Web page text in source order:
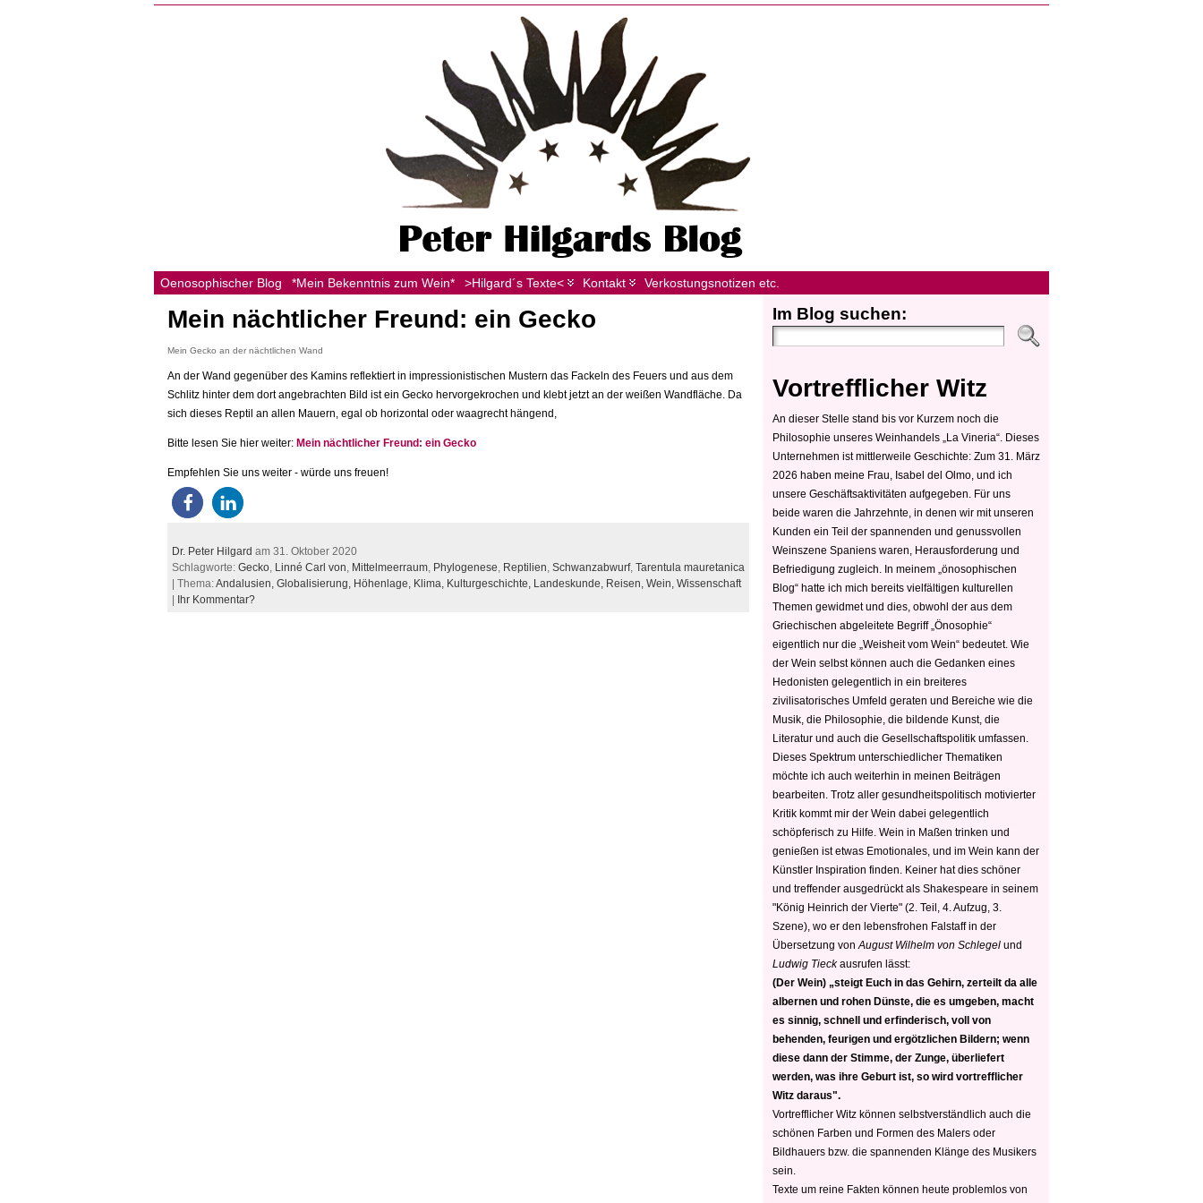
Oenosophischer Blog *Mein Bekenntnis zum Wein* >Hilgard´s Texte< Kontakt Verkostungsnotizen etc.
Mein nächtlicher Freund: ein Gecko
Mein Gecko an der nächtlichen Wand
An der Wand gegenüber des Kamins reflektiert in impressionistischen Mustern das Fackeln des Feuers und aus dem
Schlitz hinter dem dort angebrachten Bild ist ein Gecko hervorgekrochen und klebt jetzt an der weißen Wandfläche. Da
sich dieses Reptil an allen Mauern, egal ob horizontal oder waagrecht hängend,
Bitte lesen Sie hier weiter: Mein nächtlicher Freund: ein Gecko
Empfehlen Sie uns weiter - würde uns freuen!
Dr. Peter Hilgard am 31. Oktober 2020
Schlagworte: Gecko Linné Carl von Mittelmeerraum Phylogenese Reptilien Schwanzabwurf, Tarentula mauretanica
| Thema:Andalusien, Globalisierung, Höhenlage, Klima, Kulturgeschichte, Landeskunde, Reisen, Wein, Wissenschaft
| Ihr Kommentar?
Im Blog suchen:
Vortrefflicher Witz
An dieser Stelle stand bis vor Kurzem noch die
Philosophie unseres Weinhandels „La Vineria“. Dieses
Unternehmen ist mittlerweile Geschichte: Zum 31. März
2026 haben meine Frau, Isabel del Olmo, und ich
unsere Geschäftsaktivitäten aufgegeben. Für uns
beide waren die Jahrzehnte, in denen wir mit unseren
Kunden ein Teil der spannenden und genussvollen
Weinszene Spaniens waren, Herausforderung und
Befriedigung zugleich. In meinem „önosophischen
Blog“ hatte ich mich bereits vielfältigen kulturellen
Themen gewidmet und dies, obwohl der aus dem
Griechischen abgeleitete Begriff „Önosophie“
eigentlich nur die „Weisheit vom Wein“ bedeutet. Wie
der Wein selbst können auch die Gedanken eines
Hedonisten gelegentlich in ein breiteres
zivilisatorisches Umfeld geraten und Bereiche wie die
Musik, die Philosophie, die bildende Kunst, die
Literatur und auch die Gesellschaftspolitik umfassen.
Dieses Spektrum unterschiedlicher Thematiken
möchte ich auch weiterhin in meinen Beiträgen
bearbeiten. Trotz aller gesundheitspolitisch motivierter
Kritik kommt mir der Wein dabei gelegentlich
schöpferisch zu Hilfe. Wein in Maßen trinken und
genießen ist etwas Emotionales, und im Wein kann der
Künstler Inspiration finden. Keiner hat dies schöner
und treffender ausgedrückt als Shakespeare in seinem
"König Heinrich der Vierte" (2. Teil, 4. Aufzug, 3.
Szene), wo er den lebensfrohen Falstaff in der
Übersetzung von August Wilhelm von Schlegel und
Ludwig Tieckausrufen lässt:
(Der Wein) „steigt Euch in das Gehirn, zerteilt da alle
albernen und rohen Dünste, die es umgeben, macht
es sinnig, schnell und erfinderisch, voll von
behenden, feurigen und ergötzlichen Bildern; wenn
diese dann der Stimme, der Zunge, überliefert
werden, was ihre Geburt ist, so wird vortrefflicher
Witz daraus".
Vortrefflicher Witz können selbstverständlich auch die
schönen Farben und Formen des Malers oder
Bildhauers bzw. die spannenden Klänge des Musikers
sein.
Texte um reine Fakten können heute problemlos von